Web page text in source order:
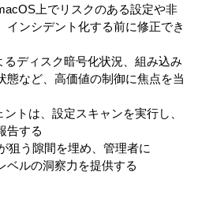
上でリスクのある設定や非
インシデント化する前に修正でき
るディスク暗号化状況、組み込み
態など、高価値の制御に焦点を当
トは、設定スキャンを実行し、
告する
狙う隙間を埋め、管理者に
ベルの洞察力を提供する